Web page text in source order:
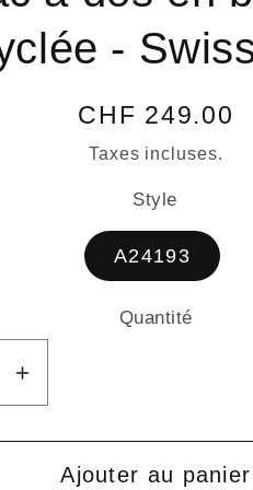
-
Prix
habituel
CHF 249.00
Taxes incluses.
Style
A24193
Quantité
Quantité
Augmenter
la
quantité
Ajouter au panier